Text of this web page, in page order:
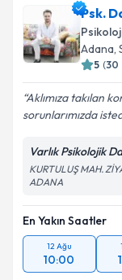
E-posta
Kişisel
Metni'ni
Psk.
Adana,
5 (30
Aklımıza takılan
sorunlarımızda
Varlık Psikolojik
KURTULUŞ MAH.
ADANA
En Yakın Saatler
12 Ağu
10:00